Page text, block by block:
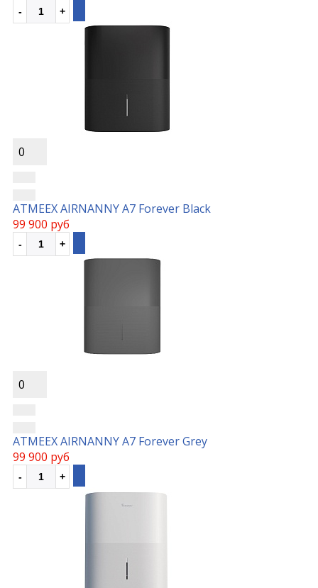
0
ATMEEX AIRNANNY A7 Forever Black
99 900 руб
0
ATMEEX AIRNANNY A7 Forever Grey
99 900 руб